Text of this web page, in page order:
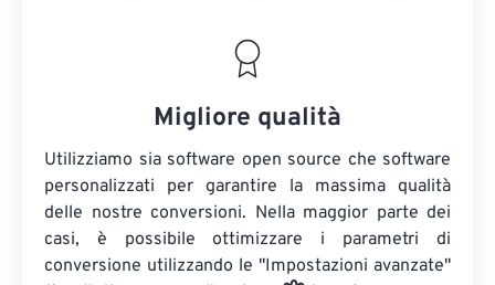
Migliore qualità
Utilizziamo sia software open source che software
personalizzati per garantire la massima qualità
delle nostre conversioni. Nella maggior parte dei
casi, è possibile ottimizzare i parametri di
conversione utilizzando le "Impostazioni avanzate"